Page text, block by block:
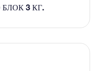
3 КГ.